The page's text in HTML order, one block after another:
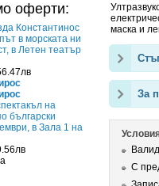
маска и
За
С
оферти:
Константинос
в морската ни
в Летен театър
на
български
в Зала 1 на